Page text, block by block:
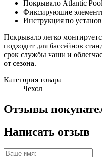
Покрывало Atlantic
Фиксирующие
Инструкция по
Покрывало легко
подходит для бассейнов
срок службы чаши и
от сезона.
Категория товара
Чехол
Отзывы
Написать отзыв